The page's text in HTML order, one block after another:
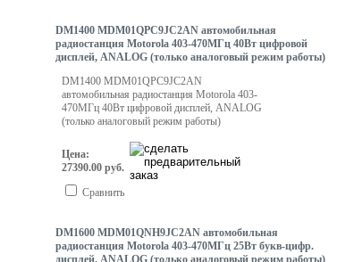
DM1400 MDM01QPC9JC2AN автомобильная
радиостанция Motorola 403-470МГц 40Вт цифровой
дисплей, ANALOG (только аналоговый режим работы)
DM1400 MDM01QPC9JC2AN
автомобильная радиостанция Motorola 403-
470МГц 40Вт цифровой дисплей, ANALOG
(только аналоговый режим работы)
Цена:
27390.00 руб.
Сравнить
DM1600 MDM01QNH9JC2AN автомобильная
радиостанция Motorola 403-470МГц 25Вт букв-цифр.
дисплей, ANALOG (только аналоговый режим работы)